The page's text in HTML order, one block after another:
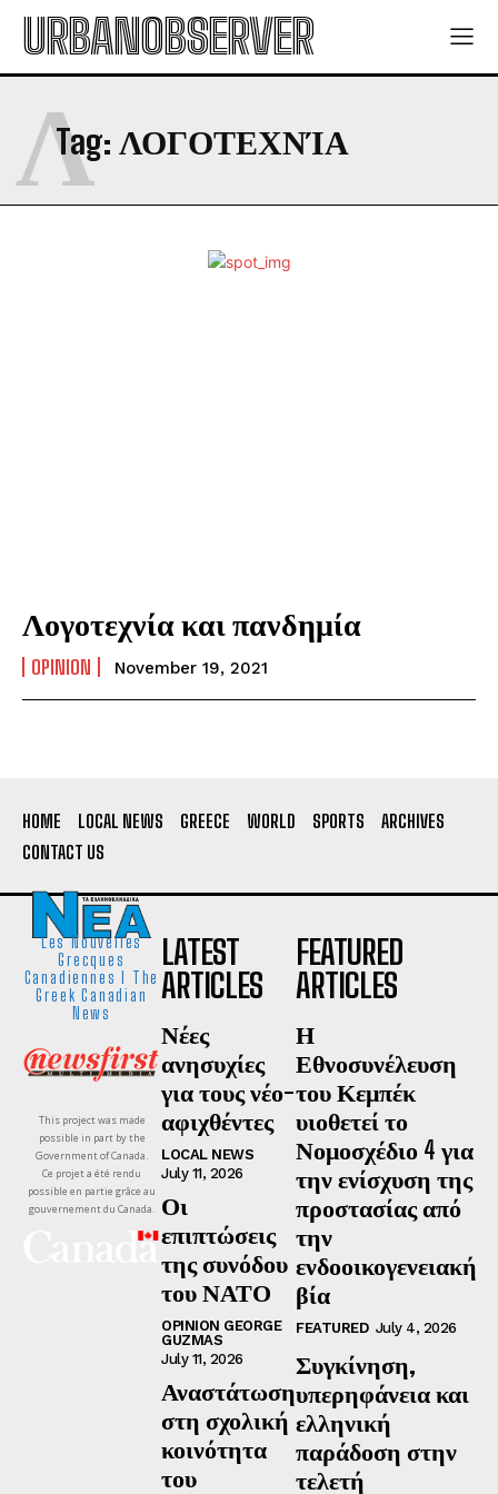
URBANOBSERVER
Tag: ΛΟΓΟΤΕΧΝΊΑ
Λ
Λογοτεχνία και πανδημία
OPINION November 19, 2021
HOME LOCAL NEWS GREECE WORLD SPORTS
ARCHIVES
CONTACT US
Les Nouvelles
Grecques
Canadiennes I The
Greek Canadian
News
This project was made
possible in part by the
Government of Canada.
Ce projet a été rendu
possible en partie grâce au
gouvernement du Canada.
LATEST
ARTICLES
Νέες
ανησυχίες
για τους νέο-
αφιχθέντες
LOCAL NEWS
July 11, 2026
Οι
επιπτώσεις
της συνόδου
του ΝΑΤΟ
OPINION GEORGE
GUZMAS
July 11, 2026
Αναστάτωση
στη σχολική
κοινότητα
του
FEATURED
ARTICLES
Η
Εθνοσυνέλευση
του Κεμπέκ
υιοθετεί το
Νομοσχέδιο 4 για
την ενίσχυση της
προστασίας από
την
ενδοοικογενειακή
βία
FEATURED July 4, 2026
Συγκίνηση,
υπερηφάνεια και
ελληνική
παράδοση στην
τελετή